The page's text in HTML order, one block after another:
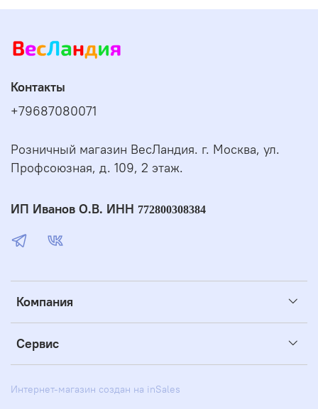
Компания
Сервис
Контакты
+79687080071
Розничный магазин ВесЛандия. г. Москва, ул.
Профсоюзная, д. 109, 2 этаж.
ИП Иванов О.В. ИНН 772800308384
Интернет-магазин создан на inSales